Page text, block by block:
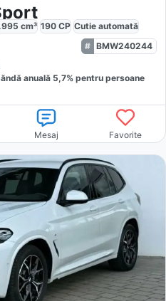
cm³ 190 CP Cutie automată
BMW240244
anuală 5,7% pentru persoane
Mesaj Favorite